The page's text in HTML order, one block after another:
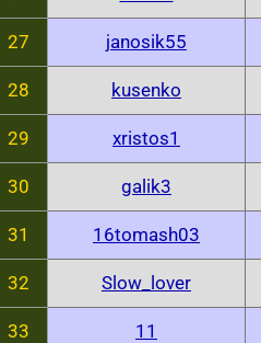
27 janosik55
28 kusenko
29 xristos1
30 galik3
31 16tomash03
32 Slow_lover
33 11